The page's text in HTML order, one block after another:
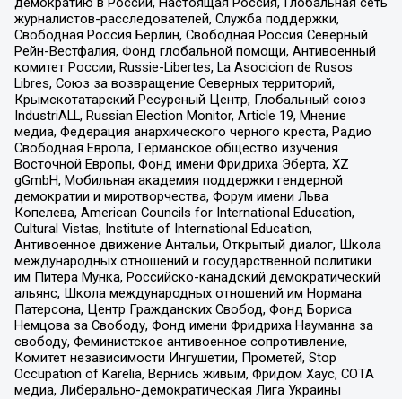
журналистов-расследователей, Служба поддержки,
Свободная Россия Берлин, Свободная Россия Северный
Рейн-Вестфалия, Фонд глобальной помощи, Антивоенный
комитет России, Russie-Libertes, La Asocicion de Rusos
Libres, Союз за возвращение Северных территорий,
Крымскотатарский Ресурсный Центр, Глобальный союз
IndustriALL, Russian Election Monitor, Article 19, Мнение
медиа, Федерация анархического черного креста, Радио
Свободная Европа, Германское общество изучения
Восточной Европы, Фонд имени Фридриха Эберта, XZ
gGmbH, Мобильная академия поддержки гендерной
демократии и миротворчества, Форум имени Льва
Копелева, American Councils for International Education,
Cultural Vistas, Institute of International Education,
Антивоенное движение Антальи, Открытый диалог, Школа
международных отношений и государственной политики
им Питера Мунка, Российско-канадский демократический
альянс, Школа международных отношений им Нормана
Патерсона, Центр Гражданских Свобод, Фонд Бориса
Немцова за Свободу, Фонд имени Фридриха Науманна за
свободу, Феминистское антивоенное сопротивление,
Комитет независимости Ингушетии, Прометей, Stop
Occupation of Karelia, Вернись живым, Фридом Хаус, СОТА
медиа, Либерально-демократическая Лига Украины